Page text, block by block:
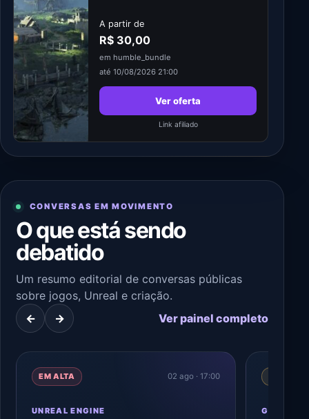
A partir de
R$ 30,00
em humble_bundle
até 10/08/2026 21:00
Ver oferta
Link afiliado
CONVERSAS EM MOVIMENTO
O que está sendo
debatido
Um resumo editorial de conversas públicas
sobre jogos, Unreal e criação.
←
→ Ver painel completo
EM ALTA 02 ago · 17:00
UNREAL ENGINE GAME